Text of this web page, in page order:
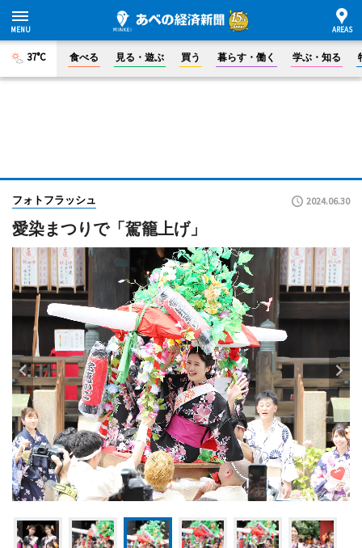
37°C 食べる 見る・遊ぶ 買う 暮らす・働く 学ぶ・知る
フォトフラッシュ 2024.06.30
愛染まつりで「駕籠上げ」